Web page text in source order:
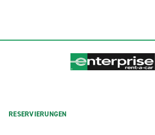
RESERVIERUNGEN